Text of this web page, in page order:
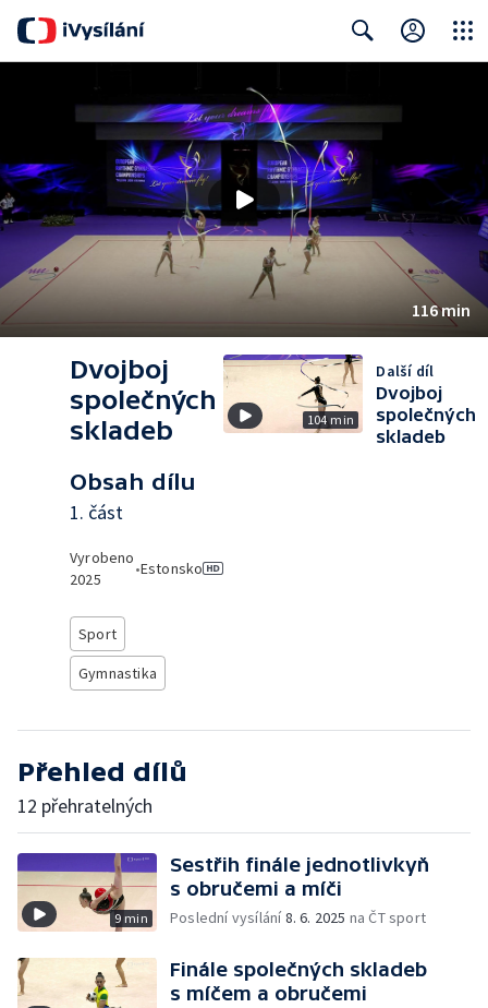
116 min
Dvojboj
společných
skladeb
Obsah dílu
1. část
Vyrobeno
2025
•Estonsko
Sport
Gymnastika
104 min
Další díl
Dvojboj
společných
skladeb
Přehled dílů
12 přehratelných
9 min
Sestřih finále jednotlivkyň
s obručemi a míči
Poslední vysílání8. 6. 2025 na ČT sport
Finále společných skladeb
s míčem a obručemi